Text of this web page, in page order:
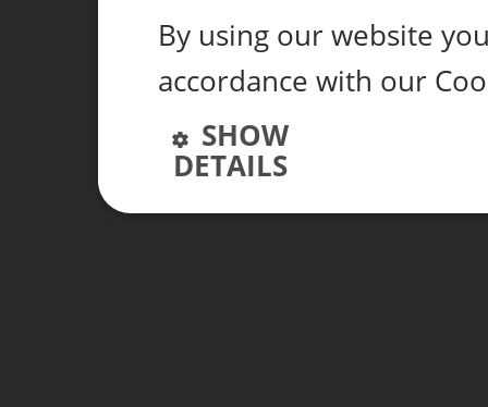
By using our website
accordance with our
SHOW
DETAILS